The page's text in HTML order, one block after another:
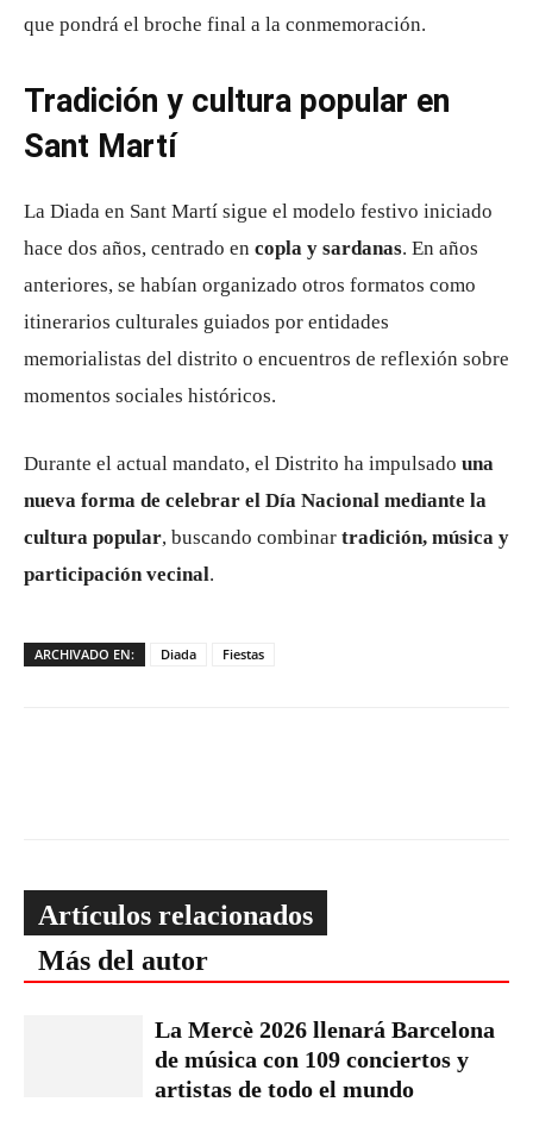
que pondrá el broche final a la conmemoración.
Tradición y cultura popular en
Sant Martí
La Diada en Sant Martí sigue el modelo festivo iniciado
hace dos años, centrado en copla y sardanas. En años
anteriores, se habían organizado otros formatos como
itinerarios culturales guiados por entidades
memorialistas del distrito o encuentros de reflexión sobre
momentos sociales históricos.
Durante el actual mandato, el Distrito ha impulsado una
nueva forma de celebrar el Día Nacional mediante la
cultura popular, buscando combinar tradición, música y
participación vecinal.
ARCHIVADO EN: Diada Fiestas
Artículos relacionados
Más del autor
La Mercè 2026 llenará Barcelona
de música con 109 conciertos y
artistas de todo el mundo